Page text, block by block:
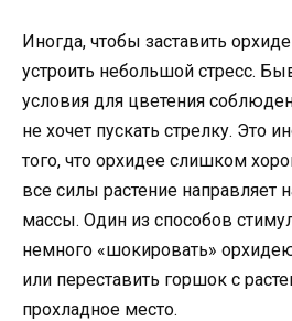
Иногда, чтобы заставить
устроить небольшой стресс.
условия для цветения
не хочет пускать стрелку. Это
того, что орхидее слишком
все силы растение направляет
массы. Один из способов
немного «шокировать»
или переставить горшок с
прохладное место.